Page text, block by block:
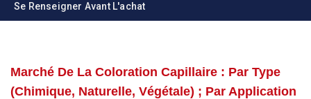
Se Renseigner Avant L'achat
Marché De La Coloration Capillaire : Par Type
(chimique, Naturelle, Végétale) ; Par Application